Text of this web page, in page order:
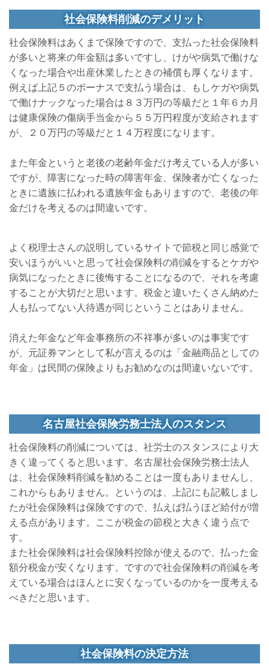
社会保険料削減のデメリット
社会保険料はあくまで保険ですので、支払った社会保険料
が多いと将来の年金額は多いですし、けがや病気で働けな
くなった場合や出産休業したときの補償も厚くなります。
例えば上記５のボーナスで支払う場合は、もしケガや病気
で働けナックなった場合は８３万円の等級だと１年６カ月
は健康保険の傷病手当金から５５万円程度が支給されます
が、２０万円の等級だと１４万程度になります。
また年金というと老後の老齢年金だけ考えている人が多い
ですが、障害になった時の障害年金、保険者が亡くなった
ときに遺族に払われる遺族年金もありますので、老後の年
金だけを考えるのは間違いです。
よく税理士さんの説明しているサイトで節税と同じ感覚で
安いほうがいいと思って社会保険料の削減をするとケガや
病気になったときに後悔することになるので、それを考慮
することが大切だと思います。税金と違いたくさん納めた
人も払ってない人待遇が同じということはありません。
消えた年金など年金事務所の不祥事が多いのは事実です
が、元証券マンとして私が言えるのは「金融商品としての
年金」は民間の保険よりもお勧めなのは間違いないです。
名古屋社会保険労務士法人のスタンス
社会保険料の削減については、社労士のスタンスにより大
きく違ってくると思います。名古屋社会保険労務士法人
は、社会保険料削減を勧めることは一度もありませんし、
これからもありません。というのは、上記にも記載しまし
たが社会保険料は保険ですので、払えば払うほど給付が増
える点があります。ここが税金の節税と大きく違う点で
す。
また社会保険料は社会保険料控除が使えるので、払った金
額分税金が安くなります。ですので社会保険料の削減を考
えている場合はほんとに安くなっているのかを一度考える
べきだと思います。
社会保険料の決定方法